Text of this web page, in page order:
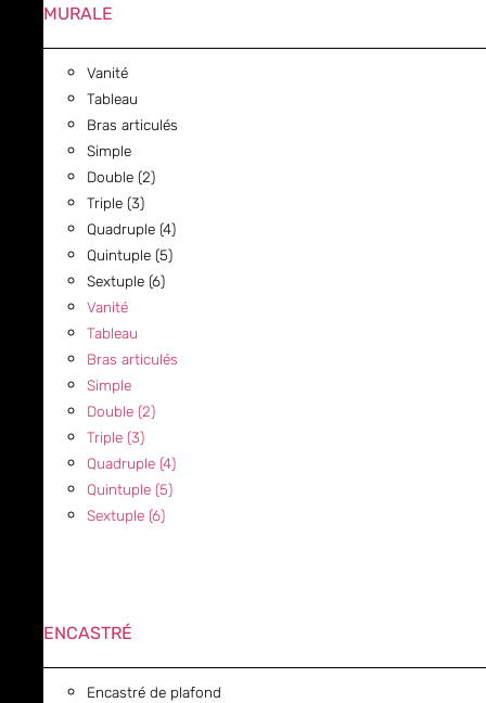
MURALE
Vanité
Tableau
Bras articulés
Simple
Double (2)
Triple (3)
Quadruple (4)
Quintuple (5)
Sextuple (6)
Vanité
Tableau
Bras articulés
Simple
Double (2)
Triple (3)
Quadruple (4)
Quintuple (5)
Sextuple (6)
ENCASTRÉ
Encastré de plafond